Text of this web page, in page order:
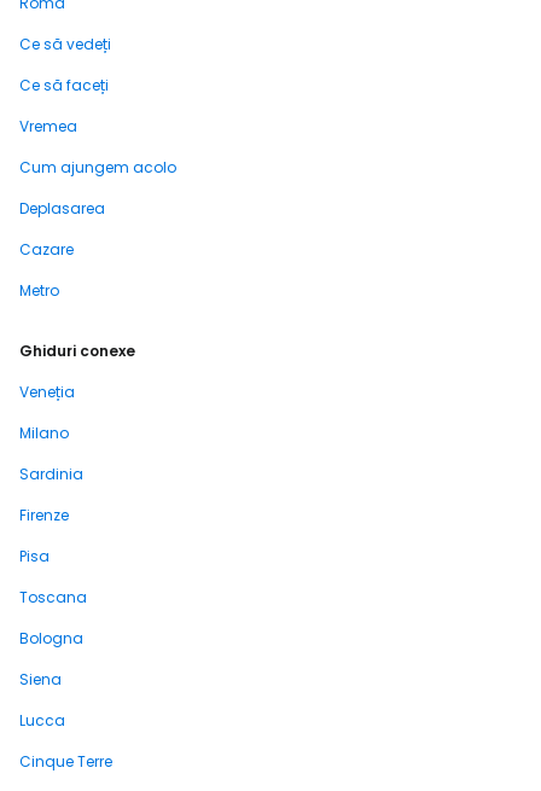
Ce să vedeți
Ce să faceți
Vremea
Cum ajungem acolo
Deplasarea
Cazare
Metro
Ghiduri conexe
Veneția
Milano
Sardinia
Firenze
Pisa
Toscana
Bologna
Siena
Lucca
Cinque Terre